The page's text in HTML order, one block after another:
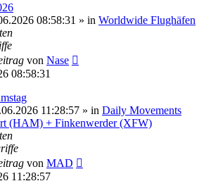
08:58:31 » in Worldwide Flughäfen
von Nase
08:58:31
11:28:57 » in Daily Movements
(HAM) + Finkenwerder (XFW)
von MAD
11:28:57